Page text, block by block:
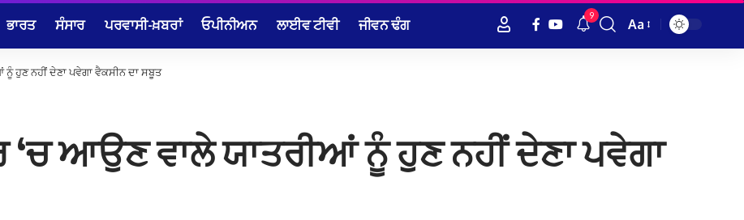
ਭਾਰਤ ਸੰਸਾਰ ਪਰਵਾਸੀ-ਖ਼ਬਰਾਂ ਓਪੀਨੀਅਨ ਲਾਈਵ ਟੀਵੀ ਜੀਵਨ ਢੰਗ 9
Font
Aa
ਹੁਣ ਨਹੀਂ ਦੇਣਾ ਪਵੇਗਾ ਵੈਕਸੀਨ ਦਾ ਸਬੂਤ
‘ਚ ਆਉਣ ਵਾਲੇ ਯਾਤਰੀਆਂ ਨੂੰ ਹੁਣ ਨਹੀਂ ਦੇਣਾ ਪਵੇਗਾ